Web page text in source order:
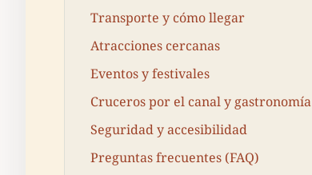
Transporte y cómo llegar
Atracciones cercanas
Eventos y festivales
Cruceros por el canal y gastronomía
Seguridad y accesibilidad
Preguntas frecuentes (FAQ)